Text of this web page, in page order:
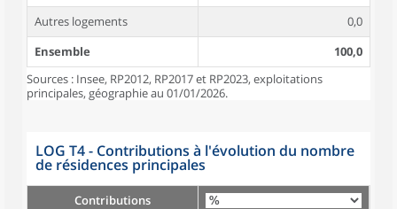
Autres logements
0,0
Ensemble
100,0
Sources : Insee, RP2012, RP2017 et RP2023, exploitations
principales, géographie au 01/01/2026.
LOG T4 - Contributions à l'évolution du nombre
de résidences principales
Contributions